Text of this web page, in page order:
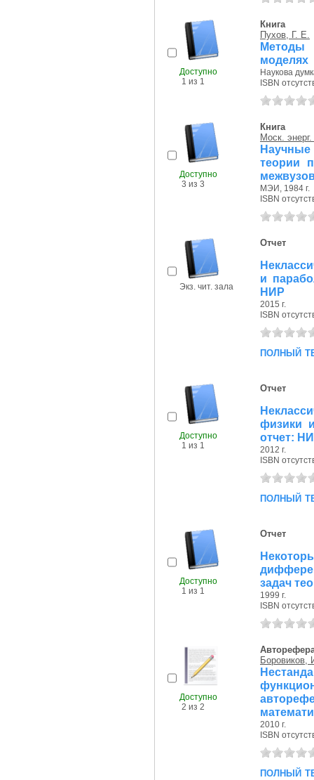
Доступно
1 из 1
Книга
Пухов, Г. Е.
Методы
моделях
Наукова
ISBN
Доступно
3 из 3
Книга
Моск.
теории
МЭИ, 1984 г.
ISBN
Экз. чит. зала
Отчет
и
НИР
2015 г.
ISBN
полный
Доступно
1 из 1
Отчет
физики
отчет:
2012 г.
ISBN
полный
Доступно
1 из 1
Отчет
задач
1999 г.
ISBN
Доступно
2 из 2
Боровиков,
2010 г.
ISBN
полный